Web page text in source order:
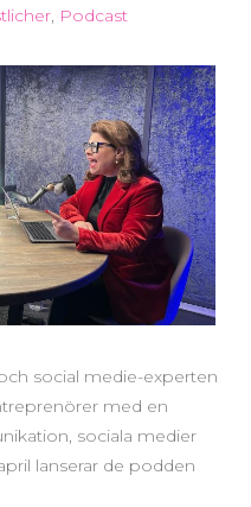
, Podcast
social medie-experten
med en
sociala medier
lanserar de podden